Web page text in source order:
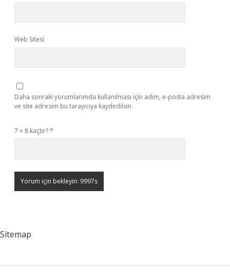
Web Sitesi
Daha sonraki yorumlarımda kullanılması için adım, e-posta adresim
ve site adresim bu tarayıcıya kaydedilsin.
7 + 8 kaçtır?*
Sitemap